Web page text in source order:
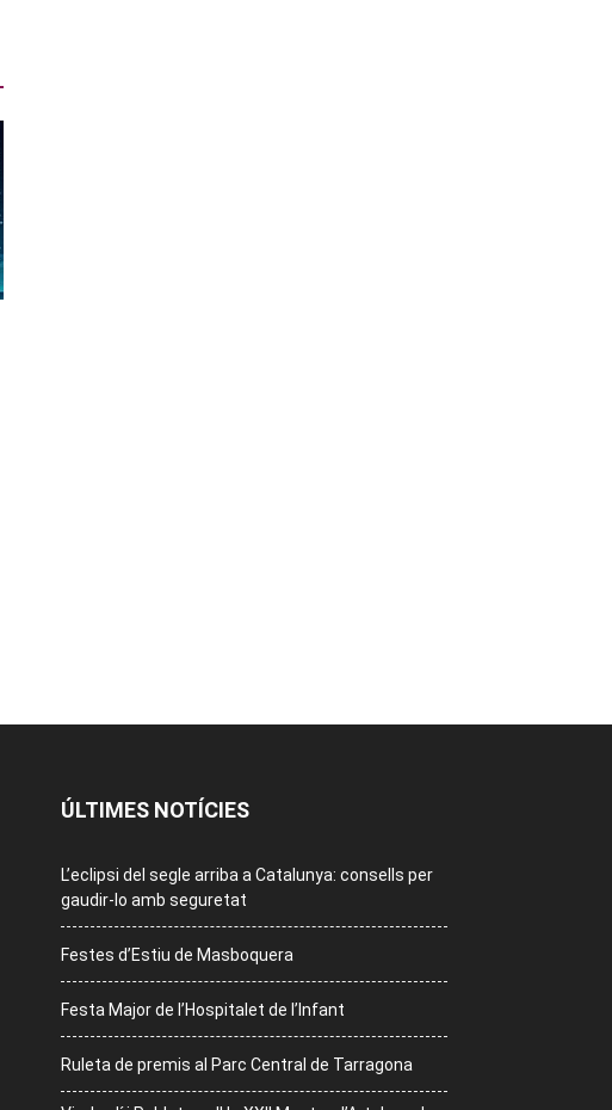
ÚLTIMES NOTÍCIES
L’eclipsi del segle arriba a Catalunya: consells per
gaudir-lo amb seguretat
Festes d’Estiu de Masboquera
Festa Major de l’Hospitalet de l’Infant
Ruleta de premis al Parc Central de Tarragona